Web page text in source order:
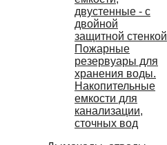
двустенные - с
двойной
защитной стенкой
Пожарные
резервуары для
хранения воды.
Накопительные
емкости для
канализации,
сточных вод